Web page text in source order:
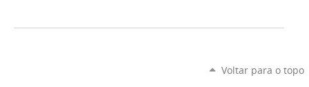
Voltar para o topo